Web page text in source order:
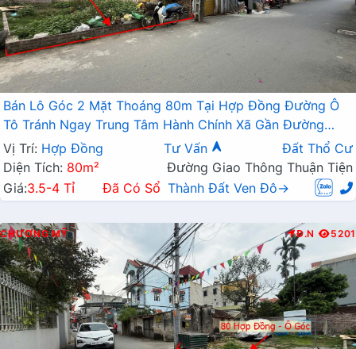
Bán Lô Góc 2 Mặt Thoáng 80m Tại Hợp Đồng Đường Ô
Tô Tránh Ngay Trung Tâm Hành Chính Xã Gần Đường
TL419
Vị Trí: Hợp Đồng Tư Vấn
Đất Thổ Cư
Diện Tích: 80m²
Đường Giao Thông Thuận Tiện
Giá:3.5-4 Tỉ Đã Có Sổ Thành Đất Ven Đô→
CHƯƠNG MỸ Đ.N 5201